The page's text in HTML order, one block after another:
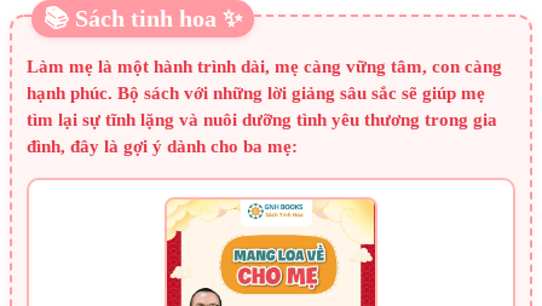
📚 Sách tinh hoa ✨
Làm mẹ là một hành trình dài, mẹ càng vững tâm, con càng
hạnh phúc. Bộ sách với những lời giảng sâu sắc sẽ giúp mẹ
tìm lại sự tĩnh lặng và nuôi dưỡng tình yêu thương trong gia
đình, đây là gợi ý dành cho ba mẹ: